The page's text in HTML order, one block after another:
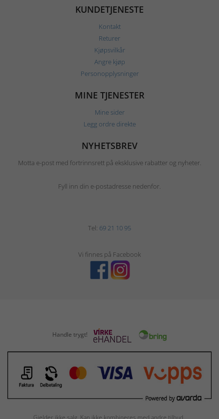
KUNDETJENESTE
Kontakt
Returer
Kjøpsvilkår
Angre kjøp
Personopplysninger
MINE TJENESTER
Mine sider
Legg ordre direkte
NYHETSBREV
Motta e-post med fortrinnsrett på eksklusive rabatter og nyheter.
Fyll inn din e-postadresse nedenfor.
Tel: 69 21 10 95
Vi finnes på Facebook
Handle trygt!
Gjelder ikke salg. Kan ikke kombineres med andre tilbud.